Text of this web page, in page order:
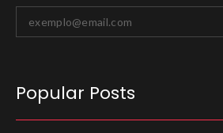
Popular Posts